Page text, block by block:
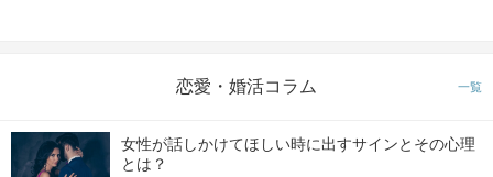
恋愛・婚活コラム 一覧
女性が話しかけてほしい時に出すサインとその心理
とは？